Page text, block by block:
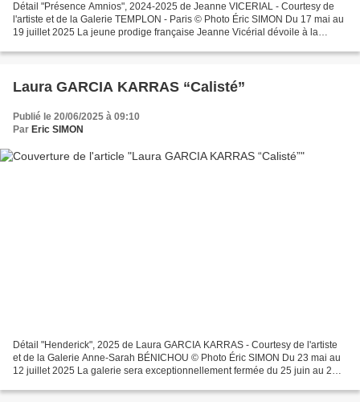
Détail "Présence Amnios", 2024-2025 de Jeanne VICERIAL - Courtesy de
l'artiste et de la Galerie TEMPLON - Paris © Photo Éric SIMON Du 17 mai au
19 juillet 2025 La jeune prodige française Jeanne Vicérial dévoile à la
Laura GARCIA KARRAS “Calisté”
Publié le 20/06/2025 à 09:10
Par Eric SIMON
Détail "Henderick", 2025 de Laura GARCIA KARRAS - Courtesy de l'artiste
et de la Galerie Anne-Sarah BÉNICHOU © Photo Éric SIMON Du 23 mai au
12 juillet 2025 La galerie sera exceptionnellement fermée du 25 juin au 2